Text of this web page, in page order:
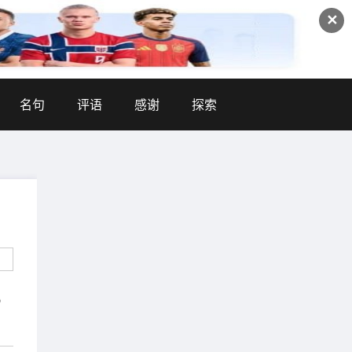
✕
名句 评语 感谢 探索